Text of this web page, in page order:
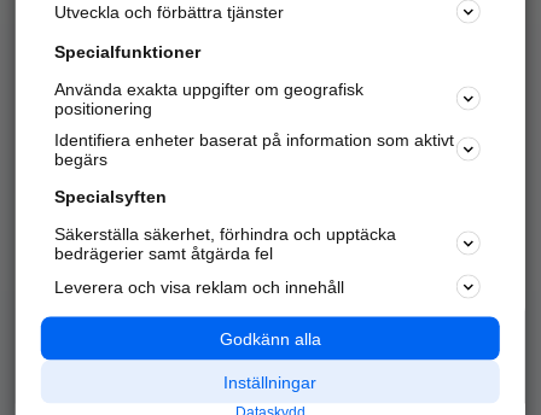
Marknadsför företaget
Kom igång och annonsera mot
samarbetspartners nära dig.
Alla kategorier
Populära sökningar
API & Kartor
Annonsera
Integritet
Nödnummer
Utveckla och förbättra tjänster
Specialfunktioner
Använda exakta uppgifter om geografisk
positionering
Identifiera enheter baserat på information som aktivt
begärs
Specialsyften
Säkerställa säkerhet, förhindra och upptäcka
bedrägerier samt åtgärda fel
Leverera och visa reklam och innehåll
Godkänn alla
Inställningar
Dataskydd